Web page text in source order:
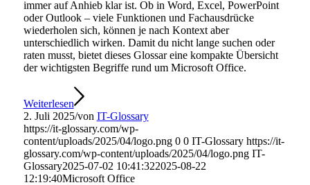
immer auf Anhieb klar ist. Ob in Word, Excel, PowerPoint
oder Outlook – viele Funktionen und Fachausdrücke
wiederholen sich, können je nach Kontext aber
unterschiedlich wirken. Damit du nicht lange suchen oder
raten musst, bietet dieses Glossar eine kompakte Übersicht
der wichtigsten Begriffe rund um Microsoft Office.
Weiterlesen
2. Juli 2025/von IT-Glossary
https://it-glossary.com/wp-
content/uploads/2025/04/logo.png 0 0 IT-Glossary https://it-
glossary.com/wp-content/uploads/2025/04/logo.png IT-
Glossary2025-07-02 10:41:322025-08-22
12:19:40Microsoft Office